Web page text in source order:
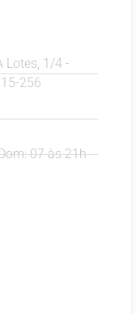
Lotes, 1/4 -
256
07 às 21h